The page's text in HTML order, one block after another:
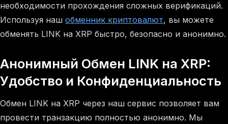
необходимости прохождения сложных верификаций.
Используя наш обменник криптовалют, вы можете
обменять LINK на XRP быстро, безопасно и анонимно.
Анонимный Обмен LINK на XRP:
Удобство и Конфиденциальность
Обмен LINK на XRP через наш сервис позволяет вам
провести транзакцию полностью анонимно. Мы